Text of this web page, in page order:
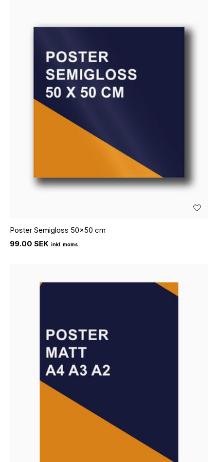
Poster Semigloss 50x50 cm
99.00 SEK